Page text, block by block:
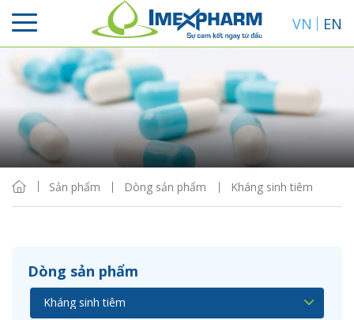
VN EN
Sản phẩm Dòng sản phẩm Kháng sinh tiêm
Dòng sản phẩm
Sắp xếp
Hiển thị